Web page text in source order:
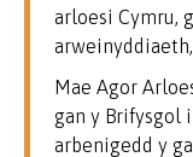
arloesi Cymru,
Mae Agor
gan y Brifysgol
arbenigedd y